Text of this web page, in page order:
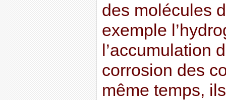
des molécules
exemple
l’accumulation
corrosion des
même temps,